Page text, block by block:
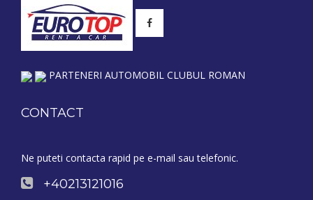
PARTENERI AUTOMOBIL CLUBUL ROMAN
CONTACT
Ne puteti contacta rapid pe e-mail sau telefonic.
+40213121016